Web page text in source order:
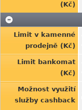
(Kč)
Limit v kamenné
prodejně (Kč)
Limit bankomat
(Kč)
Možnost využití
služby cashback